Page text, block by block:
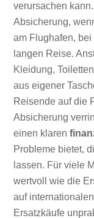
verursachen
Absicherung,
am Flughafen,
langen Reise.
Kleidung,
aus eigener
Reisende auf die
Absicherung
einen klaren
Probleme bietet,
lassen. Für viele
wertvoll wie die
auf
Ersatzkäufe